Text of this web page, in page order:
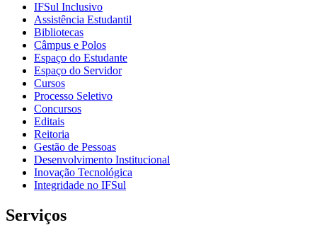
IFSul Inclusivo
Assistência Estudantil
Bibliotecas
Câmpus e Polos
Espaço do Estudante
Espaço do Servidor
Cursos
Processo Seletivo
Concursos
Editais
Reitoria
Gestão de Pessoas
Desenvolvimento Institucional
Inovação Tecnológica
Integridade no IFSul
Serviços